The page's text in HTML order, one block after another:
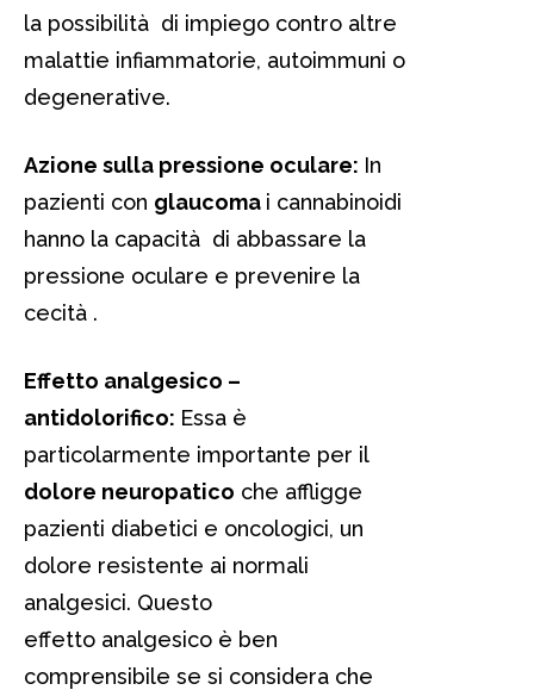
la possibilità di impiego contro altre
malattie infiammatorie, autoimmuni o
degenerative.
Azione sulla pressione oculare: In
pazienti con glaucoma i cannabinoidi
hanno la capacità di abbassare la
pressione oculare e prevenire la
cecità .
Effetto analgesico –
antidolorifico: Essa è
particolarmente importante per il
dolore neuropatico che affligge
pazienti diabetici e oncologici, un
dolore resistente ai normali
analgesici. Questo
effetto analgesico è ben
comprensibile se si considera che